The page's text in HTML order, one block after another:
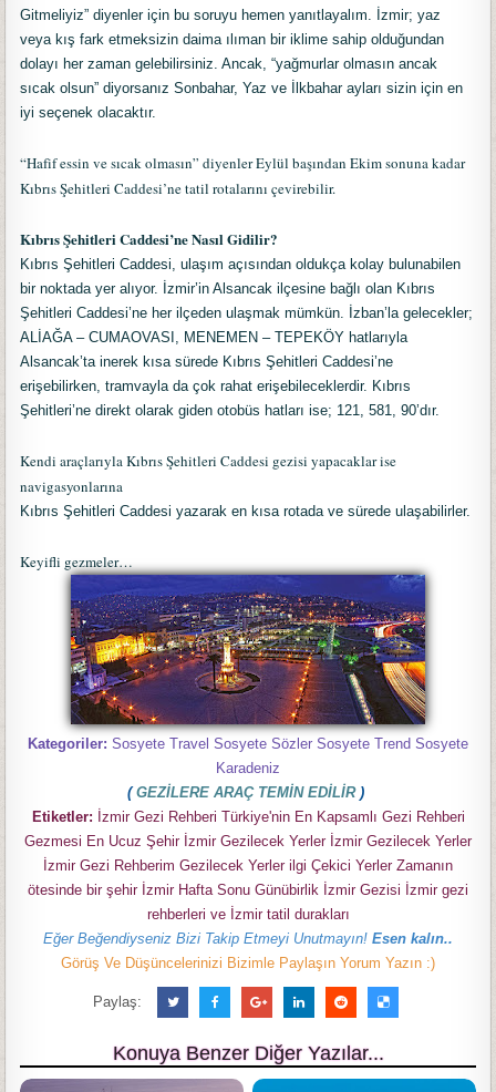
Gitmeliyiz” diyenler için bu soruyu hemen yanıtlayalım. İzmir; yaz
veya kış fark etmeksizin daima ılıman bir iklime sahip olduğundan
dolayı her zaman gelebilirsiniz. Ancak, “yağmurlar olmasın ancak
sıcak olsun” diyorsanız Sonbahar, Yaz ve İlkbahar ayları sizin için en
iyi seçenek olacaktır.
“Hafif essin ve sıcak olmasın” diyenler Eylül başından Ekim sonuna kadar
Kıbrıs Şehitleri Caddesi’ne tatil rotalarını çevirebilir.
Kıbrıs Şehitleri Caddesi’ne Nasıl Gidilir?
Kıbrıs Şehitleri Caddesi, ulaşım açısından oldukça kolay bulunabilen
bir noktada yer alıyor. İzmir’in Alsancak ilçesine bağlı olan Kıbrıs
Şehitleri Caddesi’ne her ilçeden ulaşmak mümkün. İzban’la gelecekler;
ALİAĞA – CUMAOVASI, MENEMEN – TEPEKÖY hatlarıyla
Alsancak’ta inerek kısa sürede Kıbrıs Şehitleri Caddesi’ne
erişebilirken, tramvayla da çok rahat erişebileceklerdir. Kıbrıs
Şehitleri’ne direkt olarak giden otobüs hatları ise; 121, 581, 90’dır.
Kendi araçlarıyla Kıbrıs Şehitleri Caddesi gezisi yapacaklar ise
navigasyonlarına
Kıbrıs Şehitleri Caddesi yazarak en kısa rotada ve sürede ulaşabilirler.
Keyifli gezmeler…
Kategoriler: Sosyete Travel Sosyete Sözler Sosyete Trend Sosyete
Karadeniz
(GEZİLERE ARAÇ TEMİN EDİLİR)
Etiketler: İzmir Gezi Rehberi Türkiye'nin En Kapsamlı Gezi Rehberi
Gezmesi En Ucuz Şehir İzmir Gezilecek Yerler İzmir Gezilecek Yerler
İzmir Gezi Rehberim Gezilecek Yerler ilgi Çekici Yerler Zamanın
ötesinde bir şehir İzmir Hafta Sonu Günübirlik İzmir Gezisi İzmir gezi
rehberleri ve İzmir tatil durakları
Eğer Beğendiyseniz Bizi Takip Etmeyi Unutmayın! Esen kalın..
Görüş Ve Düşüncelerinizi Bizimle Paylaşın Yorum Yazın :)
Paylaş:
Konuya Benzer Diğer Yazılar...